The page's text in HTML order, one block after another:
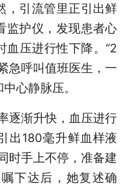
，引流管里正引出鲜
监护仪，发现患者心
血压进行性下降。“2
急呼叫值班医生，一
心静脉压。
渐升快，血压进行
出180毫升鲜血样液
手上不停，准备建
下达后，她复述确